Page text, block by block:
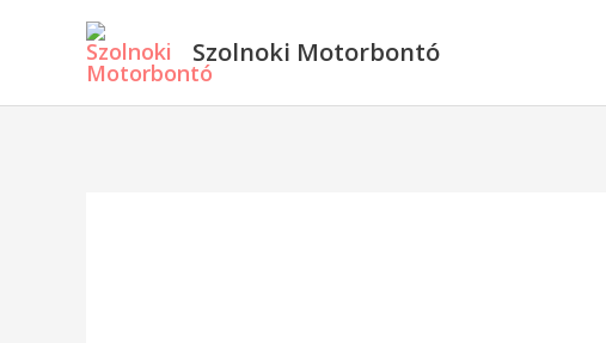
Szolnoki Motorbontó